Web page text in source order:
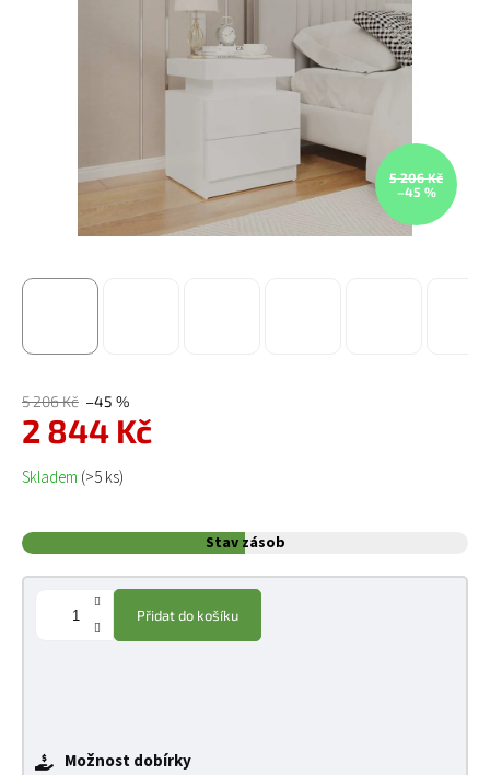
5 206 Kč
–45 %
5 206 Kč –45 %
2 844 Kč
Měrná cena:
Skladem (>5 ks)
Stav zásob
Přidat do košíku
Možnost dobírky